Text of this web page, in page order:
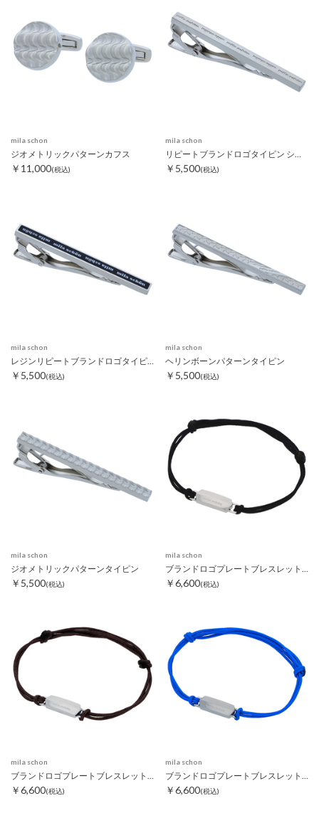
mila schon
ジオメトリックパターンカフス
￥11,000(税込)
mila schon
￥5,500(税込)
mila schon
レジンリピートブランドロゴタイピン ブラック
￥5,500(税込)
mila schon
ヘリンボーンパターンタイピン
￥5,500(税込)
mila schon
ジオメトリックパターンタイピン
￥5,500(税込)
mila schon
￥6,600(税込)
mila schon
ブランドロゴプレートブレスレット ダークブラウン
￥6,600(税込)
mila schon
ブランドロゴプレートブレスレット ブルー
￥6,600(税込)